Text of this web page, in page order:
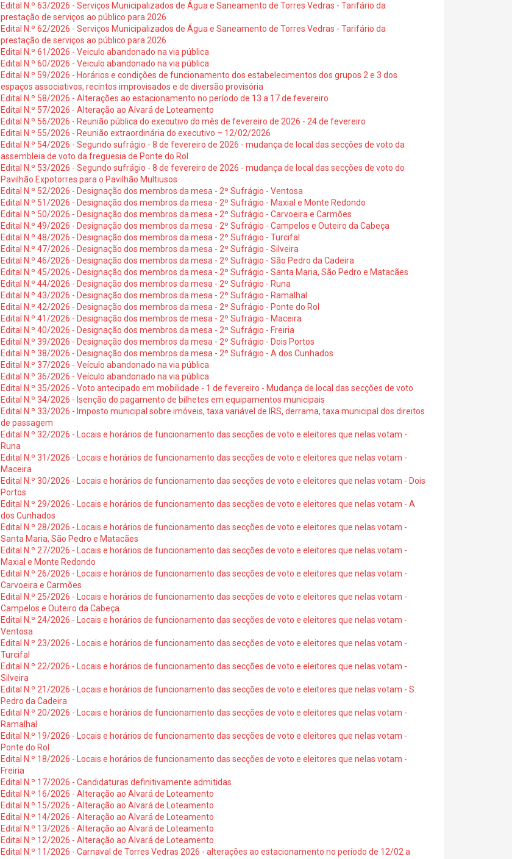
Edital N.º 63/2026 - Serviços Municipalizados de Água e Saneamento de Torres Vedras - Tarifário da
prestação de serviços ao público para 2026
Edital N.º 62/2026 - Serviços Municipalizados de Água e Saneamento de Torres Vedras - Tarifário da
prestação de serviços ao público para 2026
Edital N.º 61/2026 - Veiculo abandonado na via pública
Edital N.º 60/2026 - Veiculo abandonado na via pública
Edital N.º 59/2026 - Horários e condições de funcionamento dos estabelecimentos dos grupos 2 e 3 dos
espaços associativos, recintos improvisados e de diversão provisória
Edital N.º 58/2026 - Alterações ao estacionamento no período de 13 a 17 de fevereiro
Edital N.º 57/2026 - Alteração ao Alvará de Loteamento
Edital N.º 56/2026 - Reunião pública do executivo do mês de fevereiro de 2026 - 24 de fevereiro
Edital N.º 55/2026 - Reunião extraordinária do executivo – 12/02/2026
Edital N.º 54/2026 - Segundo sufrágio - 8 de fevereiro de 2026 - mudança de local das secções de voto da
assembleia de voto da freguesia de Ponte do Rol
Edital N.º 53/2026 - Segundo sufrágio - 8 de fevereiro de 2026 - mudança de local das secções de voto do
Pavilhão Expotorres para o Pavilhão Multiusos
Edital N.º 52/2026 - Designação dos membros da mesa - 2º Sufrágio - Ventosa
Edital N.º 51/2026 - Designação dos membros da mesa - 2º Sufrágio - Maxial e Monte Redondo
Edital N.º 50/2026 - Designação dos membros da mesa - 2º Sufrágio - Carvoeira e Carmões
Edital N.º 49/2026 - Designação dos membros da mesa - 2º Sufrágio - Campelos e Outeiro da Cabeça
Edital N.º 48/2026 - Designação dos membros da mesa - 2º Sufrágio - Turcifal
Edital N.º 47/2026 - Designação dos membros da mesa - 2º Sufrágio - Silveira
Edital N.º 46/2026 - Designação dos membros da mesa - 2º Sufrágio - São Pedro da Cadeira
Edital N.º 45/2026 - Designação dos membros da mesa - 2º Sufrágio - Santa Maria, São Pedro e Matacães
Edital N.º 44/2026 - Designação dos membros da mesa - 2º Sufrágio - Runa
Edital N.º 43/2026 - Designação dos membros da mesa - 2º Sufrágio - Ramalhal
Edital N.º 42/2026 - Designação dos membros da mesa - 2º Sufrágio - Ponte do Rol
Edital N.º 41/2026 - Designação dos membros de mesa - 2º Sufrágio - Maceira
Edital N.º 40/2026 - Designação dos membros da mesa - 2º Sufrágio - Freiria
Edital N.º 39/2026 - Designação dos membros da mesa - 2º Sufrágio - Dois Portos
Edital N.º 38/2026 - Designação dos membros da mesa - 2º Sufrágio - A dos Cunhados
Edital N.º 37/2026 - Veículo abandonado na via pública
Edital N.º 36/2026 - Veículo abandonado na via pública
Edital N.º 35/2026 - Voto antecipado em mobilidade - 1 de fevereiro - Mudança de local das secções de voto
Edital N.º 34/2026 - Isenção do pagamento de bilhetes em equipamentos municipais
Edital N.º 33/2026 - Imposto municipal sobre imóveis, taxa variável de IRS, derrama, taxa municipal dos direitos
de passagem
Edital N.º 32/2026 - Locais e horários de funcionamento das secções de voto e eleitores que nelas votam -
Runa
Edital N.º 31/2026 - Locais e horários de funcionamento das secções de voto e eleitores que nelas votam -
Maceira
Edital N.º 30/2026 - Locais e horários de funcionamento das secções de voto e eleitores que nelas votam - Dois
Portos
Edital N.º 29/2026 - Locais e horários de funcionamento das secções de voto e eleitores que nelas votam - A
dos Cunhados
Edital N.º 28/2026 - Locais e horários de funcionamento das secções de voto e eleitores que nelas votam -
Santa Maria, São Pedro e Matacães
Edital N.º 27/2026 - Locais e horários de funcionamento das secções de voto e eleitores que nelas votam -
Maxial e Monte Redondo
Edital N.º 26/2026 - Locais e horários de funcionamento das secções de voto e eleitores que nelas votam -
Carvoeira e Carmões
Edital N.º 25/2026 - Locais e horários de funcionamento das secções de voto e eleitores que nelas votam -
Campelos e Outeiro da Cabeça
Edital N.º 24/2026 - Locais e horários de funcionamento das secções de voto e eleitores que nelas votam -
Ventosa
Edital N.º 23/2026 - Locais e horários de funcionamento das secções de voto e eleitores que nelas votam -
Turcifal
Edital N.º 22/2026 - Locais e horários de funcionamento das secções de voto e eleitores que nelas votam -
Silveira
Edital N.º 21/2026 - Locais e horários de funcionamento das secções de voto e eleitores que nelas votam - S.
Pedro da Cadeira
Edital N.º 20/2026 - Locais e horários de funcionamento das secções de voto e eleitores que nelas votam -
Ramalhal
Edital N.º 19/2026 - Locais e horários de funcionamento das secções de voto e eleitores que nelas votam -
Ponte do Rol
Edital N.º 18/2026 - Locais e horários de funcionamento das secções de voto e eleitores que nelas votam -
Freiria
Edital N.º 17/2026 - Candidaturas definitivamente admitidas
Edital N.º 16/2026 - Alteração ao Alvará de Loteamento
Edital N.º 15/2026 - Alteração ao Alvará de Loteamento
Edital N.º 14/2026 - Alteração ao Alvará de Loteamento
Edital N.º 13/2026 - Alteração ao Alvará de Loteamento
Edital N.º 12/2026 - Alteração ao Alvará de Loteamento
Edital N.º 11/2026 - Carnaval de Torres Vedras 2026 - alterações ao estacionamento no período de 12/02 a